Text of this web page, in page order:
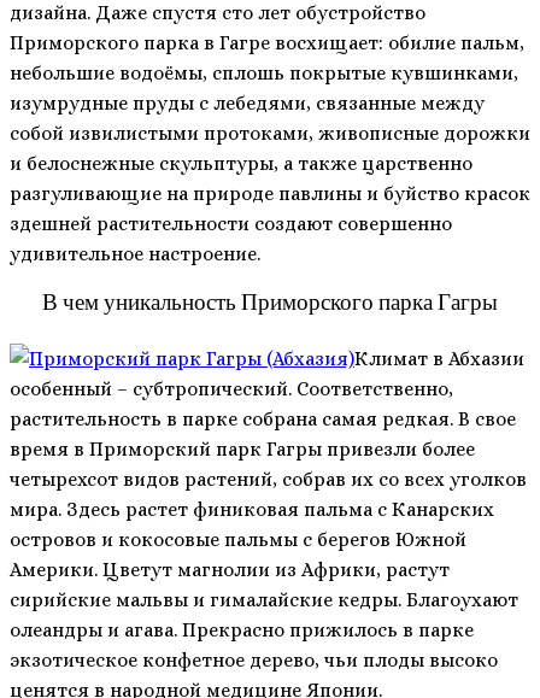
дизайна. Даже спустя сто лет обустройство
Приморского парка в Гагре восхищает: обилие пальм,
небольшие водоёмы, сплошь покрытые кувшинками,
изумрудные пруды с лебедями, связанные между
собой извилистыми протоками, живописные дорожки
и белоснежные скульптуры, а также царственно
разгуливающие на природе павлины и буйство красок
здешней растительности создают совершенно
удивительное настроение.
В чем уникальность Приморского парка Гагры
Климат в Абхазии
особенный – субтропический. Соответственно,
растительность в парке собрана самая редкая. В свое
время в Приморский парк Гагры привезли более
четырехсот видов растений, собрав их со всех уголков
мира. Здесь растет финиковая пальма с Канарских
островов и кокосовые пальмы с берегов Южной
Америки. Цветут магнолии из Африки, растут
сирийские мальвы и гималайские кедры. Благоухают
олеандры и агава. Прекрасно прижилось в парке
экзотическое конфетное дерево, чьи плоды высоко
ценятся в народной медицине Японии.